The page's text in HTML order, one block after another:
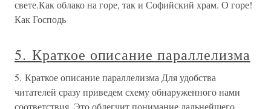
свете.Как облако на горе, так и Софийский храм. О горе!
Как Господь
5. Краткое описание параллелизма
5. Краткое описание параллелизма Для удобства
читателей сразу приведем схему обнаруженного нами
соответствия. Это облегчит понимание дальнейшего.